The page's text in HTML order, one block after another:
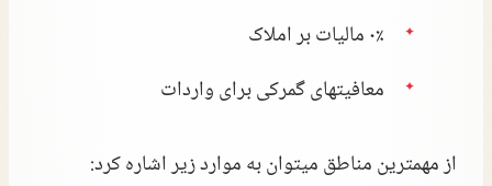
۰٪ مالیات بر املاک
معافیتهای گمرکی برای واردات
از مهمترین مناطق میتوان به موارد زیر اشاره کرد: